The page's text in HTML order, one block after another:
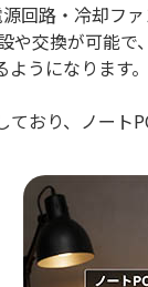
回路・冷却フ
や交換が可能
うになります。
おり、ノート